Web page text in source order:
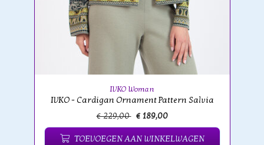
IVKO Woman
IVKO - Cardigan Ornament Pattern Salvia
€ 229,00 € 189,00
TOEVOEGEN AAN WINKELWAGEN